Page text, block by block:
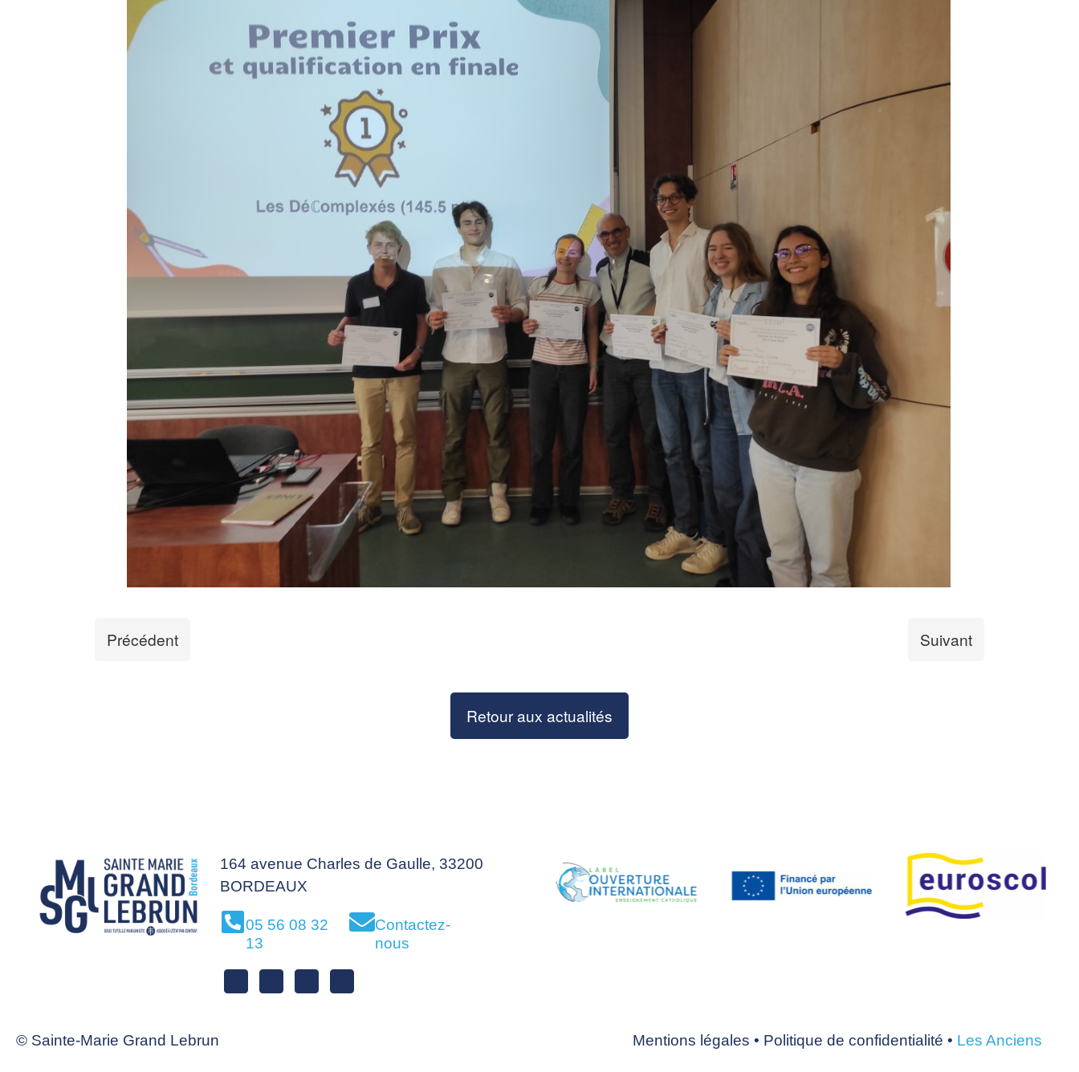
Précédent Suivant
Retour aux actualités
164 avenue Charles de Gaulle, 33200
BORDEAUX
05 56 08 32
13
Contactez-
nous
© Sainte-Marie Grand Lebrun Mentions légales • Politique de confidentialité • Les Anciens